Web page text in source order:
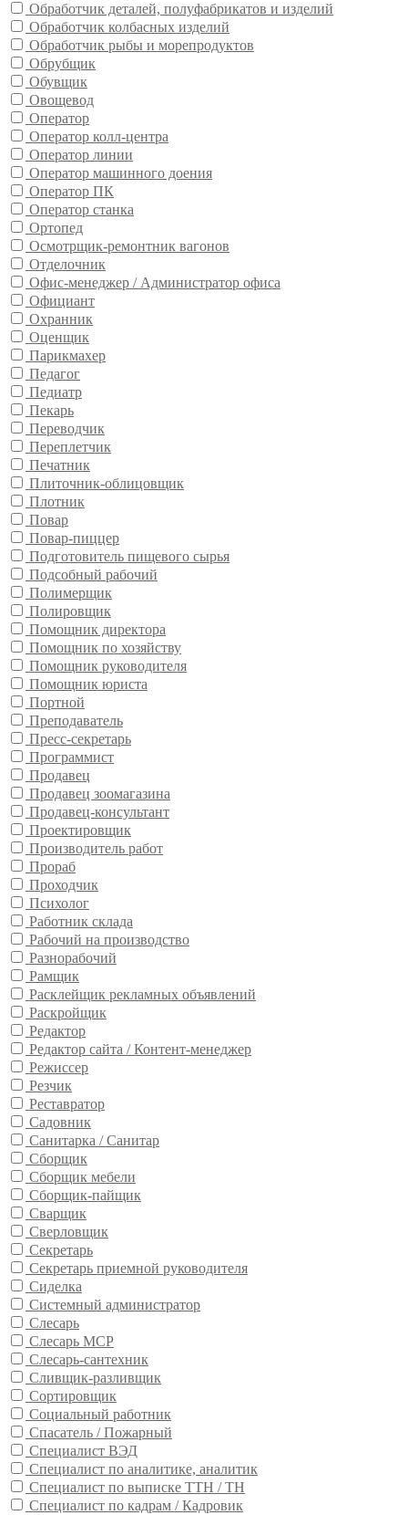
Обработчик деталей, полуфабрикатов и изделий
Обработчик колбасных изделий
Обработчик рыбы и морепродуктов
Обрубщик
Обувщик
Овощевод
Оператор
Оператор колл-центра
Оператор линии
Оператор машинного доения
Оператор ПК
Оператор станка
Ортопед
Осмотрщик-ремонтник вагонов
Отделочник
Офис-менеджер / Администратор офиса
Официант
Охранник
Оценщик
Парикмахер
Педагог
Педиатр
Пекарь
Переводчик
Переплетчик
Печатник
Плиточник-облицовщик
Плотник
Повар
Повар-пиццер
Подготовитель пищевого сырья
Подсобный рабочий
Полимерщик
Полировщик
Помощник директора
Помощник по хозяйству
Помощник руководителя
Помощник юриста
Портной
Преподаватель
Пресс-секретарь
Программист
Продавец
Продавец зоомагазина
Продавец-консультант
Проектировщик
Производитель работ
Прораб
Проходчик
Психолог
Работник склада
Рабочий на производство
Разнорабочий
Рамщик
Расклейщик рекламных объявлений
Раскройщик
Редактор
Редактор сайта / Контент-менеджер
Режиссер
Резчик
Реставратор
Садовник
Санитарка / Санитар
Сборщик
Сборщик мебели
Сборщик-пайщик
Сварщик
Сверловщик
Секретарь
Секретарь приемной руководителя
Сиделка
Системный администратор
Слесарь
Слесарь МСР
Слесарь-сантехник
Сливщик-разливщик
Сортировщик
Социальный работник
Спасатель / Пожарный
Специалист ВЭД
Специалист по аналитике, аналитик
Специалист по выписке ТТН / ТН
Специалист по кадрам / Кадровик